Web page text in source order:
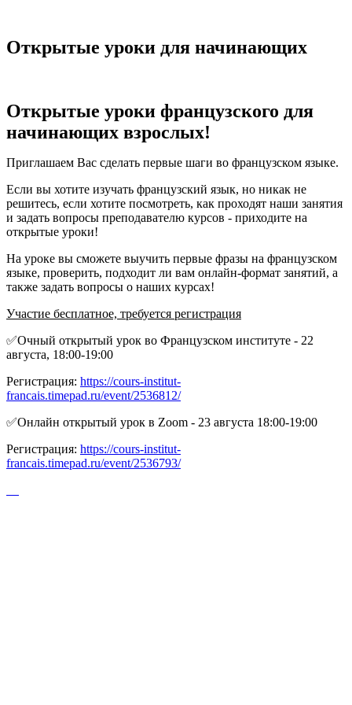
Открытые уроки для начинающих
Открытые уроки французского для
начинающих взрослых!
Приглашаем Вас сделать первые шаги во французском языке.
Если вы хотите изучать французский язык, но никак не
решитесь, если хотите посмотреть, как проходят наши занятия
и задать вопросы преподавателю курсов - приходите на
открытые уроки!
На уроке вы сможете выучить первые фразы на французском
языке, проверить, подходит ли вам онлайн-формат занятий, а
также задать вопросы о наших курсах!
Участие бесплатное, требуется регистрация
✅Очный открытый урок во Французском институте - 22
августа, 18:00-19:00
Регистрация: https://cours-institut-
francais.timepad.ru/event/2536812/
✅Онлайн открытый урок в Zoom - 23 августа 18:00-19:00
Регистрация: https://cours-institut-
francais.timepad.ru/event/2536793/